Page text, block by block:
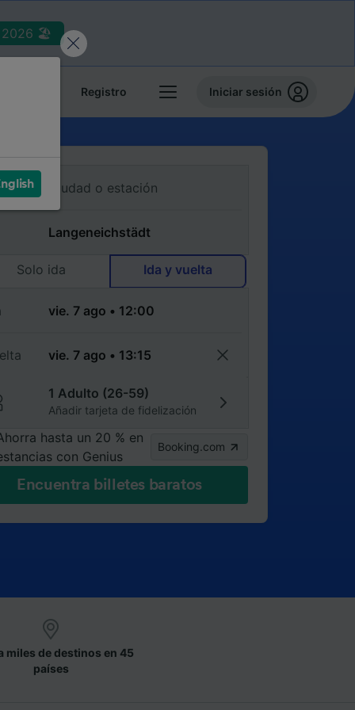
2026 🏖️
Registro Iniciar sesión
Solo ida Ida y vuelta
1 Adulto (26-59)
Añadir tarjeta de fidelización
hasta un 20 % en
con Genius
Booking.com
Encuentra billetes baratos
miles de destinos en 45
países